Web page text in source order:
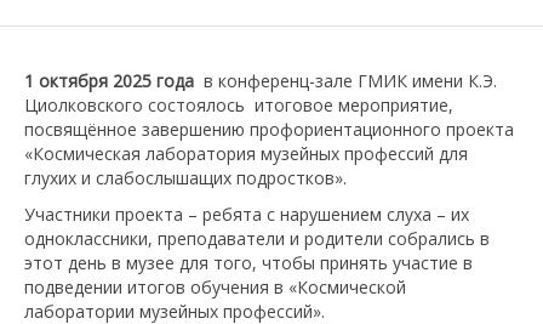
1 октября 2025 года в конференц-зале ГМИК имени К.Э.
Циолковского состоялось итоговое мероприятие,
посвящённое завершению профориентационного проекта
«Космическая лаборатория музейных профессий для
глухих и слабослышащих подростков».
Участники проекта – ребята с нарушением слуха – их
одноклассники, преподаватели и родители собрались в
этот день в музее для того, чтобы принять участие в
подведении итогов обучения в «Космической
лаборатории музейных профессий».